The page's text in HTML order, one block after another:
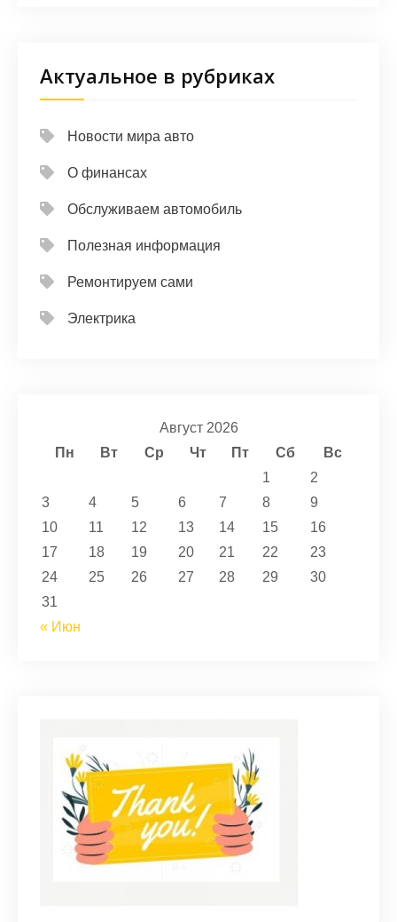
Актуальное в рубриках
Новости мира авто
О финансах
Обслуживаем автомобиль
Полезная информация
Ремонтируем сами
Электрика
Август 2026
Пн
Вт Ср Чт Пт Сб
Вс
1
2
3
4 5 6 7 8
9
10
11 12 13 14 15
16
17
18 19 20 21 22
23
24
25 26 27 28 29
30
31
« Июн